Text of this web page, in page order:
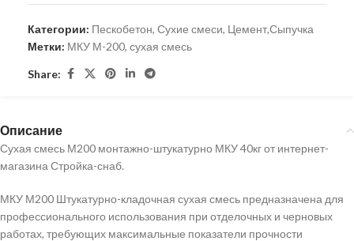
Категории: Пескобетон, Сухие смеси, Цемент,Сыпучка
Метки: МКУ М-200, сухая смесь
Share:
Описание
Сухая смесь М200 монтажно-штукатурно МКУ 40кг от интернет-
магазина Стройка-снаб.
МКУ М200 Штукатурно-кладочная сухая смесь предназначена для
профессионального использования при отделочных и черновых
работах, требующих максимальные показатели прочности